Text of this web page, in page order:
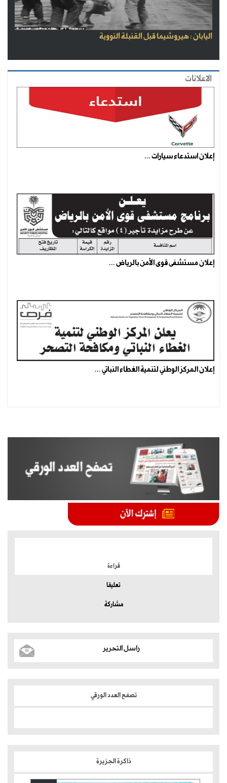
اليابان : هيروشيما قبل القنبلة النووية
الاعلانات
إعلان استدعاء سيارات ...
إعلان مستشفى قوى الأمن بالرياض ...
إعلان المركز الوطني لتنمية الغطاء النباتي ...
قراءة
تعليقا
مشاركة
راسل التحرير
تصفح العدد الورقي
ذاكرة الجزيرة